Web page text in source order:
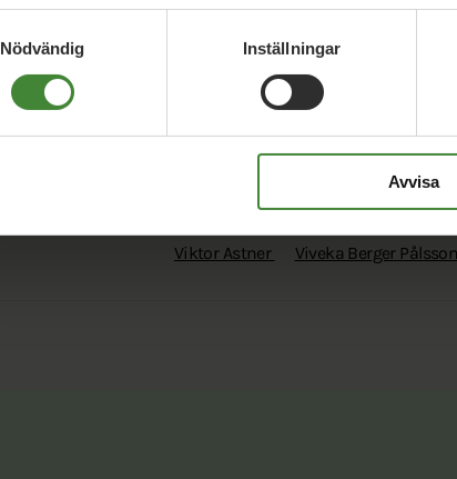
Nödvändig
Inställningar
Avvisa
Maria Banze
Maria Wilhelms
Mätta Ivarsson
Niklas Thidevall
PerOla Valastig Peter
Tellervo Salomonsson
Tigerschiöld
Torbjörn Jons Tyra
Viktor Astner
Viveka Berger Pålsson